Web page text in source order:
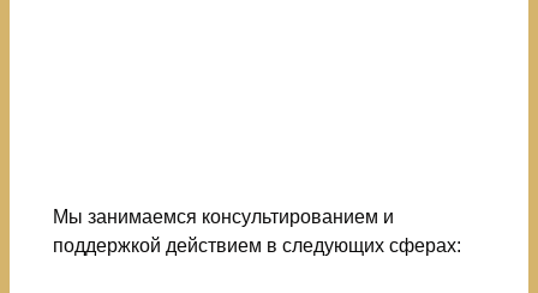
Мы занимаемся консультированием и
поддержкой действием в следующих сферах: